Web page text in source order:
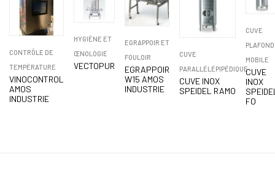
CONTRÔLE DE
TEMPÉRATURE
VINOCONTROL
AMOS
INDUSTRIE
HYGIÈNE ET
ŒNOLOGIE
VECTOPUR
EGRAPPOIR ET
FOULOIR
EGRAPPOIR
W15 AMOS
INDUSTRIE
CUVE
PARALLÉLÉPIPÉDIQUE
CUVE INOX
SPEIDEL RAMO
CUVE
PLAFOND
MOBILE
CUVE
INOX
FO